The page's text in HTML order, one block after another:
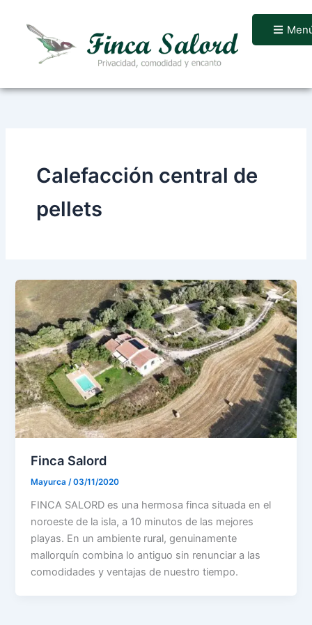
contenido
Calefacción central de
pellets
Finca Salord
Mayurca/03/11/2020
FINCA SALORD es una hermosa finca situada en el
noroeste de la isla, a 10 minutos de las mejores
playas. En un ambiente rural, genuinamente
mallorquín combina lo antiguo sin renunciar a las
comodidades y ventajas de nuestro tiempo.